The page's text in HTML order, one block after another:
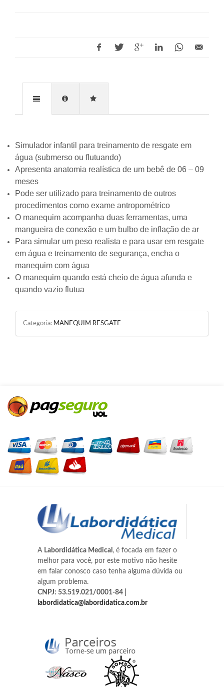
Simulador infantil para treinamento de resgate em
água (submerso ou flutuando)
Apresenta anatomia realística de um bebê de 06 – 09
meses
Pode ser utilizado para treinamento de outros
procedimentos como exame antropométrico
O manequim acompanha duas ferramentas, uma
mangueira de conexão e um bulbo de inflação de ar
Para simular um peso realista e para usar em resgate
em água e treinamento de segurança, encha o
manequim com água
O manequim quando está cheio de água afunda e
quando vazio flutua
Categoria: MANEQUIM RESGATE
A Labordidática Medical , é focada em fazer o
melhor para você, por este motivo não hesite
em falar conosco caso tenha alguma dúvida ou
algum problema.
CNPJ: 53.519.021/0001-84 |
labordidatica@labordidatica.com.br